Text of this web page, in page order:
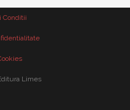
Conditii
Limes